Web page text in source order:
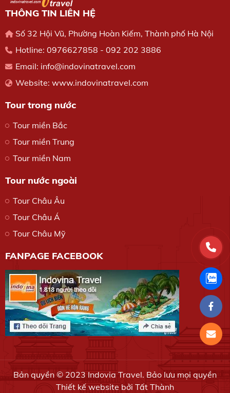
THÔNG TIN LIÊN HỆ
Số 32 Hội Vũ, Phường Hoàn Kiếm, Thành phố Hà Nội
Hotline: 0976627858 - 092 202 3886
Email: info@indovinatravel.com
Website: www.indovinatravel.com
Tour trong nước
Tour miền Bắc
Tour miền Trung
Tour miền Nam
Tour nước ngoài
Tour Châu Âu
Tour Châu Á
Tour Châu Mỹ
FANPAGE FACEBOOK
Bản quyền © 2023 Indovia Travel. Bảo lưu mọi quyền
Thiết kế website bởi Tất Thành